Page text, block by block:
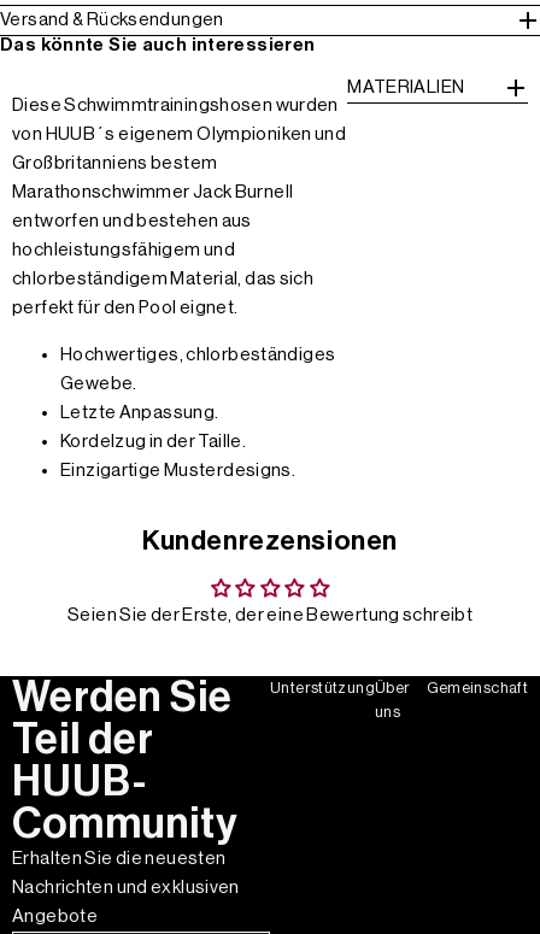
Versand & Rücksendungen
Das könnte Sie auch interessieren
Diese Schwimmtrainingshosen wurden
von HUUB´s eigenem Olympioniken und
Großbritanniens bestem
Marathonschwimmer Jack Burnell
entworfen und bestehen aus
hochleistungsfähigem und
chlorbeständigem Material, das sich
perfekt für den Pool eignet.
Hochwertiges, chlorbeständiges
Gewebe.
Letzte Anpassung.
Kordelzug in der Taille.
Einzigartige Musterdesigns.
MATERIALIEN
Kundenrezensionen
Seien Sie der Erste, der eine Bewertung schreibt
Werden Sie
Teil der
HUUB-
Community
Erhalten Sie die neuesten
Nachrichten und exklusiven
Angebote
UnterstützungÜber
uns
Gemeinschaft